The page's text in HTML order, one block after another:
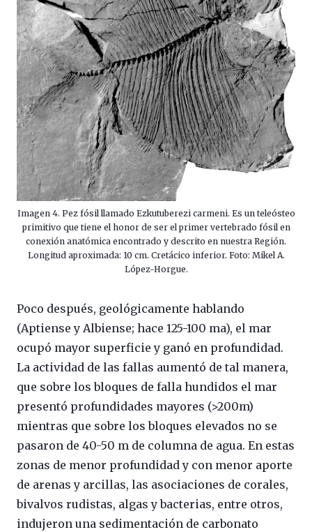
Imagen 4. Pez fósil llamado Ezkutuberezi carmeni. Es un teleósteo
primitivo que tiene el honor de ser el primer vertebrado fósil en
conexión anatómica encontrado y descrito en nuestra Región.
Longitud aproximada: 10 cm. Cretácico inferior. Foto: Mikel A.
López-Horgue.
Poco después, geológicamente hablando
(Aptiense y Albiense; hace 125-100 ma), el mar
ocupó mayor superficie y ganó en profundidad.
La actividad de las fallas aumentó de tal manera,
que sobre los bloques de falla hundidos el mar
presentó profundidades mayores (>200m)
mientras que sobre los bloques elevados no se
pasaron de 40-50 m de columna de agua. En estas
zonas de menor profundidad y con menor aporte
de arenas y arcillas, las asociaciones de corales,
bivalvos rudistas, algas y bacterias, entre otros,
indujeron una sedimentación de carbonato